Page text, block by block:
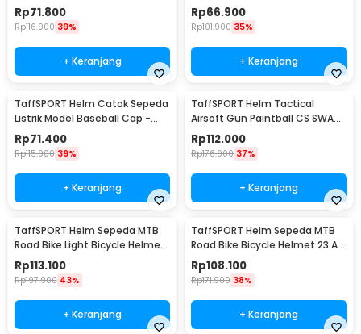
Rp71.800
Rp116.900 39%
+ Keranjang
18 Air Vent - X40
Rp66.900
Rp101.900 35%
+ Keranjang
TaffSPORT Helm Catok Sepeda
Listrik Model Baseball Cap -
U25
Rp71.400
Rp115.900 39%
+ Keranjang
TaffSPORT Helm Tactical
Airsoft Gun Paintball CS SWAT
Helmet - MICH2000
Rp112.000
Rp176.900 37%
+ Keranjang
TaffSPORT Helm Sepeda MTB
Road Bike Light Bicycle Helmet
19 Air Vent - X15
Rp113.100
Rp197.900 43%
+ Keranjang
TaffSPORT Helm Sepeda MTB
Road Bike Bicycle Helmet 23 Air
Vent - Z10
Rp108.100
Rp171.900 38%
+ Keranjang